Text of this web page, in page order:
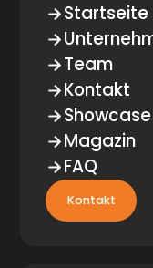
Startseite
Team
Kontakt
Showcase
Magazin
FAQ
Kontakt